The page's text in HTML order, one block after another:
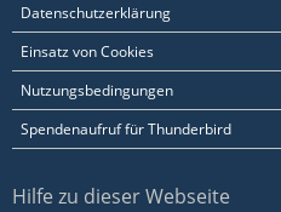
Datenschutzerklärung
Einsatz von Cookies
Nutzungsbedingungen
Spendenaufruf für Thunderbird
Hilfe zu dieser Webseite